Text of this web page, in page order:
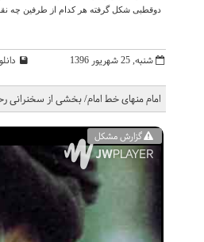
گزارش مشکل
امام منهای خط امام/ بخشی از سخنرانی
شنبه, 25 شهریور 1396
دوقطبی شکل گرفته هر کدام از طرفین چه